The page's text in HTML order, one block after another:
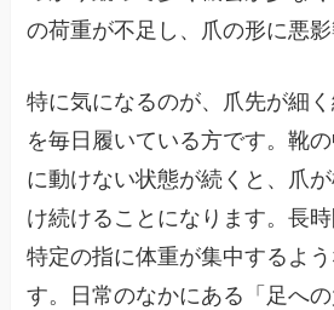
の荷重が不足し、爪の形に悪影
特に気になるのが、爪先が細
を毎日履いている方です。靴
に動けない状態が続くと、爪
け続けることになります。長時
特定の指に体重が集中するよ
す。日常のなかにある「足への